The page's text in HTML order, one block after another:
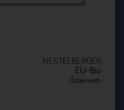
NESTELBERGER
EU-Bio
Österreich